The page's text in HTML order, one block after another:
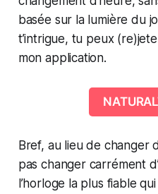
basée sur la lumière du
t’intrigue, tu peux
mon application.
Bref, au lieu de changer
pas changer carrément
l’horloge la plus fiable